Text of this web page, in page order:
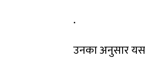
.
उनका अनुसार